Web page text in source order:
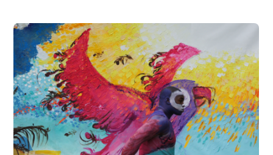
Contact